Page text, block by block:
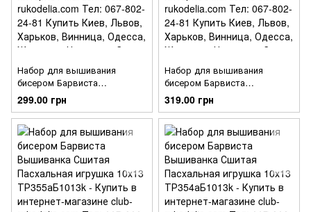
Набор для вышивания
бисером Барвиста
Вышиванка Сшитая
Пасхальная игрушка 10х13
ТР357аБ1013k
299.00 грн
Набор для вышивания
бисером Барвиста
Вышиванка Сшитая
Пасхальная игрушка 10х13
ТР356аБ1013k
319.00 грн